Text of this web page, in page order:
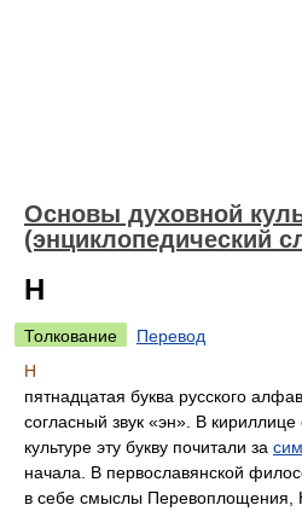
Основы духовной
(энциклопедический
Н
Толкование
Перевод
Н
пятнадцатая буква русского
согласный звук «эн». В
культуре эту букву почитали за
начала. В первославянской
в себе смыслы Перевоплощения,